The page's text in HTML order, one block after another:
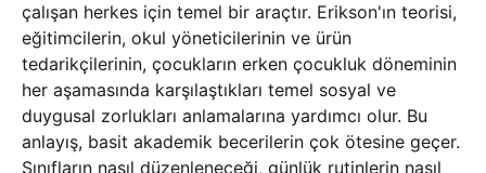
çalışan herkes için temel bir araçtır. Erikson'ın teorisi,
eğitimcilerin, okul yöneticilerinin ve ürün
tedarikçilerinin, çocukların erken çocukluk döneminin
her aşamasında karşılaştıkları temel sosyal ve
duygusal zorlukları anlamalarına yardımcı olur. Bu
anlayış, basit akademik becerilerin çok ötesine geçer.
Sınıfların nasıl düzenleneceği, günlük rutinlerin nasıl